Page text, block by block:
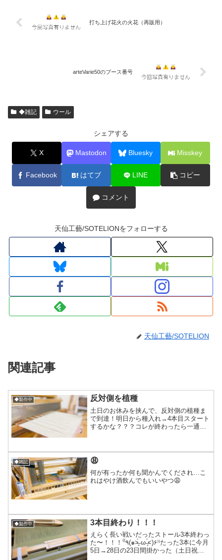
打ち上げ花火の火花（再販用）
arteVarie50のブース番号
◆雑記 ウール
シェアする
X Mastodon Bluesky Misskey
Facebook はてブ LINE コピー
コメント
天仙工藝/SOTELIONをフォローする
天仙工藝/SOTELION
関連記事
◆製作中 反対側を植種
土日のお休みを挟んで、反対側の植種ま
で到達！明日から種入れ→4本目スタート
するかな？？？コレが終わったら一通り
来ます。アルパカ×化繊のツートン遂に始
まるはず！めちゃくち...
◆雑記 😩
何が有ったか何も聞かんでくだされ…こ
れはやけ酒飲んでもいいやつ😩
◆製作中 3本目終わり！！！
えらく長い戦いだったストール3本終わっ
た〜！！！‎⁽⁽٩(๑˃̶͈̀ ω ˂̶͈́)۶⁾⁾たった3本に今月
5日→28日の23日間掛かった（土日祝は